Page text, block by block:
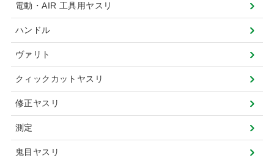
電動・AIR 工具用ヤスリ
ハンドル
ヴァリト
クィックカットヤスリ
修正ヤスリ
測定
鬼目ヤスリ